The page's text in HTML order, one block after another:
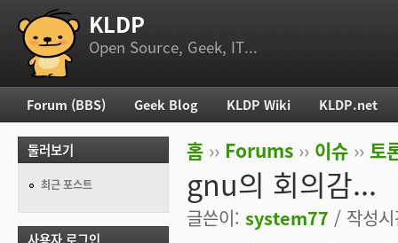
부 메뉴 KLDP
Open Source, Geek, IT...
현재 위치
홈 ›› Forums ›› 이슈 ›› 토
gnu의 회의감...
글쓴이: system77 / 작성
주 메뉴
Forum (BBS) Geek Blog KLDP Wiki KLDP.net
둘러보기
최근 포스트
사용자 로그인